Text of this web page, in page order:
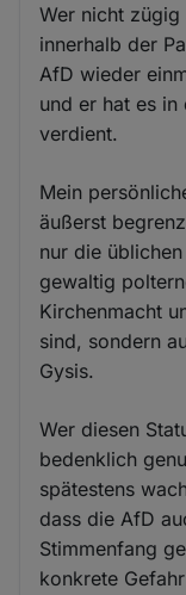
Wer nicht
innerhalb der
AfD wieder
und er hat es in
verdient.
Mein
äußerst
nur die
gewaltig
Kirchenmacht
sind, sondern
Gysis.
Wer diesen
bedenklich
spätestens
dass die AfD
Stimmenfang
konkrete